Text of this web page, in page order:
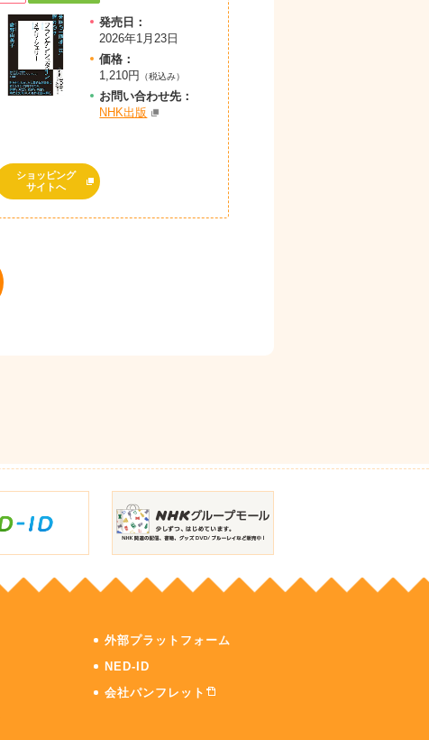
発売日：
2026年1月23日
価格：
1,210円
（税込み）
お問い合わせ先：
NHK出版
ショッピング
サイトへ
外部プラットフォーム
NED-ID
会社パンフレット